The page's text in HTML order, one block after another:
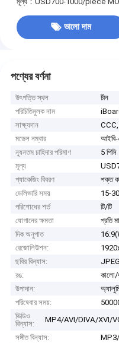
ভালো দাম
পণ্যের বর্ণনা
উৎপত্তি স্থল
চীন
পরিচিতিমুলক নাম
সাক্ষ্যদান
মডেল নম্বার
আইবি-
ন্যূনতম চাহিদার পরিমাণ
5 পিসি
মূল্য
প্যাকেজিং বিবরণ
শক্ত
ডেলিভারি সময়
15-30
পরিশোধের শর্ত
টি/টি
যোগানের ক্ষমতা
প্রতি
দিক অনুপাত
রেজোলিউশন:
ছবির বিন্যাস:
রঙ:
কালো/
উপাদান:
পরিষেবার সময়:
ভিডিও
বিন্যাস:
MP4/AVI/DIVA/XVI/
সঙ্গীত বিন্যাস: